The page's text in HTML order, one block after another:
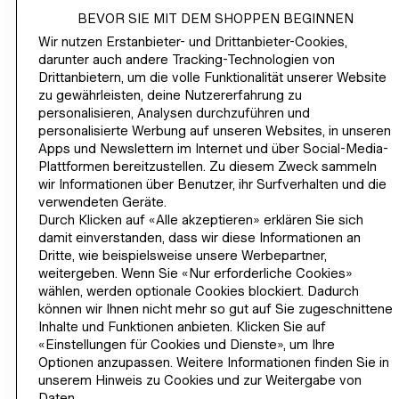
SHOP
UNSER UNTERNEHMEN
HILFE
JETZT MEMBER WERDEN
H&M
Schweiz (CHF) REGION ÄNDERN
BEVOR SIE MIT DEM SHOPPEN BEGINNEN
Wir nutzen Erstanbieter- und Drittanbieter-Cookies,
darunter auch andere Tracking-Technologien von
Drittanbietern, um die volle Funktionalität unserer Website
zu gewährleisten, deine Nutzererfahrung zu
personalisieren, Analysen durchzuführen und
personalisierte Werbung auf unseren Websites, in unseren
Apps und Newslettern im Internet und über Social-Media-
Plattformen bereitzustellen. Zu diesem Zweck sammeln
wir Informationen über Benutzer, ihr Surfverhalten und die
verwendeten Geräte.
Durch Klicken auf «Alle akzeptieren» erklären Sie sich
damit einverstanden, dass wir diese Informationen an
Dritte, wie beispielsweise unsere Werbepartner,
weitergeben. Wenn Sie «Nur erforderliche Cookies»
wählen, werden optionale Cookies blockiert. Dadurch
können wir Ihnen nicht mehr so gut auf Sie zugeschnittene
Inhalte und Funktionen anbieten. Klicken Sie auf
«Einstellungen für Cookies und Dienste», um Ihre
Optionen anzupassen. Weitere Informationen finden Sie in
unserem Hinweis zu Cookies und zur Weitergabe von